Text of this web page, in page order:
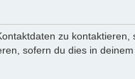
zu
sofern du dies in